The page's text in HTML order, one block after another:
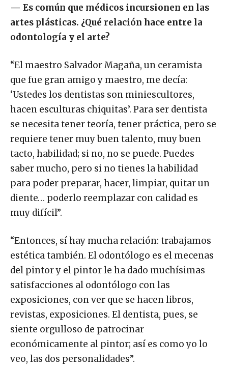
— Es común que médicos incursionen en las
artes plásticas. ¿Qué relación hace entre la
odontología y el arte?
“El maestro Salvador Magaña, un ceramista
que fue gran amigo y maestro, me decía:
‘Ustedes los dentistas son miniescultores,
hacen esculturas chiquitas’. Para ser dentista
se necesita tener teoría, tener práctica, pero se
requiere tener muy buen talento, muy buen
tacto, habilidad; si no, no se puede. Puedes
saber mucho, pero si no tienes la habilidad
para poder preparar, hacer, limpiar, quitar un
diente… poderlo reemplazar con calidad es
muy difícil”.
“Entonces, sí hay mucha relación: trabajamos
estética también. El odontólogo es el mecenas
del pintor y el pintor le ha dado muchísimas
satisfacciones al odontólogo con las
exposiciones, con ver que se hacen libros,
revistas, exposiciones. El dentista, pues, se
siente orgulloso de patrocinar
económicamente al pintor; así es como yo lo
veo, las dos personalidades”.